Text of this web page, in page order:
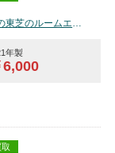
年製
6,000